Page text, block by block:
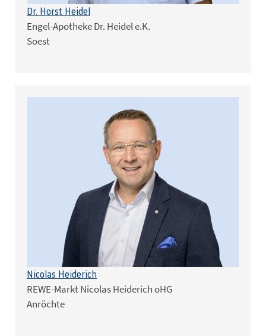
Dr. Horst Heidel
Engel-Apotheke Dr. Heidel e.K.
Soest
Nicolas Heiderich
REWE-Markt Nicolas Heiderich oHG
Anröchte